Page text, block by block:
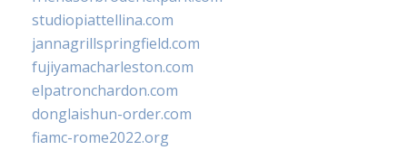
studiopiattellina.com
jannagrillspringfield.com
fujiyamacharleston.com
elpatronchardon.com
donglaishun-order.com
fiamc-rome2022.org